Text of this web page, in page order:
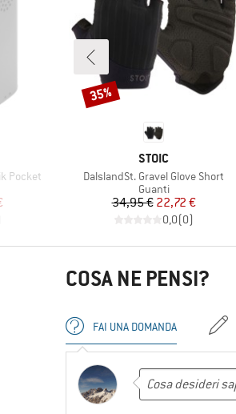
Pocket
MARCHIO
STOIC
Articolo
DalslandSt. Gravel Glove Short
Gruppo di prodotti
Guanti
Prezzo
34,95 €Prezzo ridotto
22,72 €
0,0(0)
Sconto
35%
COSA NE PENSI?
FAI UNA DOMANDA